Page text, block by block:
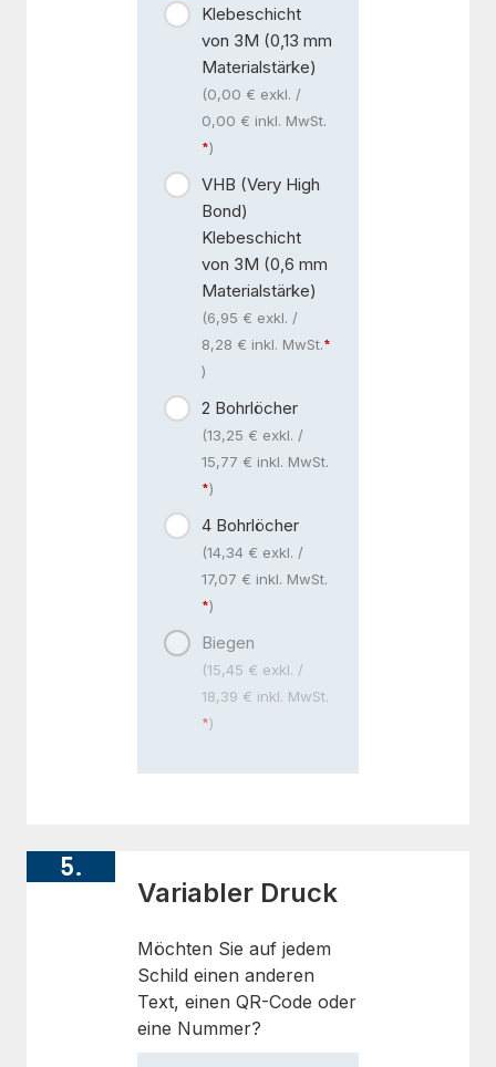
Klebeschicht
von 3M (0,13 mm
Materialstärke)
(0,00 € exkl. /
0,00 € inkl. MwSt.
)
VHB (Very High
Bond)
Klebeschicht
von 3M (0,6 mm
Materialstärke)
(6,95 € exkl. /
8,28 € inkl. MwSt.
)
2 Bohrlöcher
(13,25 € exkl. /
15,77 € inkl. MwSt.
)
4 Bohrlöcher
(14,34 € exkl. /
17,07 € inkl. MwSt.
)
Biegen
(15,45 € exkl. /
18,39 € inkl. MwSt.
)
5.
Variabler Druck
Möchten Sie auf jedem
Schild einen anderen
Text, einen QR-Code oder
eine Nummer?